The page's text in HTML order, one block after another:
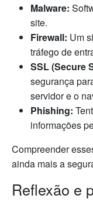
Malware:
site.
Firewall: Um
tráfego de
SSL (Secure
segurança
servidor e o
Phishing:
informações
Compreender
ainda mais a
Reflexão e